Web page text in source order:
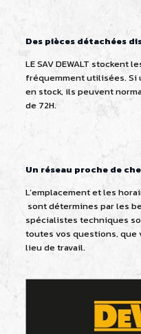
Des pièces détachées
LE SAV DEWALT stockent
fréquemment utilisées. Si
en stock, ils peuvent
de 72H.
Un réseau proche de
L’emplacement et les
sont détermines par les
spécialistes techniques
toutes vos questions, que
lieu de travail.